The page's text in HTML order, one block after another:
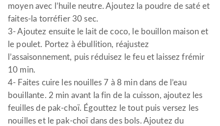
moyen avec l’huile neutre. Ajoutez la poudre de saté et
faites-la torréfier 30 sec.
3- Ajoutez ensuite le lait de coco, le bouillon maison et
le poulet. Portez à ébullition, réajustez
l’assaisonnement, puis réduisez le feu et laissez frémir
10 min.
4- Faites cuire les nouilles 7 à 8 min dans de l’eau
bouillante. 2 min avant la fin de la cuisson, ajoutez les
feuilles de pak-choï. Égouttez le tout puis versez les
nouilles et le pak-choï dans des bols. Ajoutez du